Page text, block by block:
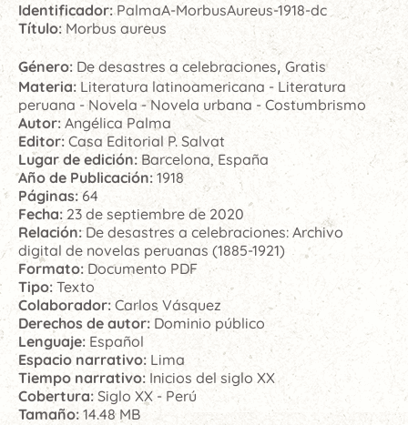
Identificador:PalmaA-MorbusAureus-1918-dc
Título: Morbus aureus
Género: De desastres a celebraciones, Gratis
Materia: Literatura latinoamericana - Literatura
peruana - Novela - Novela urbana - Costumbrismo
Autor: Angélica Palma
Editor: Casa Editorial P. Salvat
Lugar de edición: Barcelona, España
Año de Publicación:1918
Páginas:64
Fecha:23 de septiembre de 2020
Relación:De desastres a celebraciones: Archivo
digital de novelas peruanas (1885-1921)
Formato: Documento PDF
Tipo: Texto
Colaborador: Carlos Vásquez
Derechos de autor: Dominio público
Lenguaje: Español
Espacio narrativo: Lima
Tiempo narrativo: Inicios del siglo XX
Cobertura: Siglo XX - Perú
Tamaño:14.48 MB